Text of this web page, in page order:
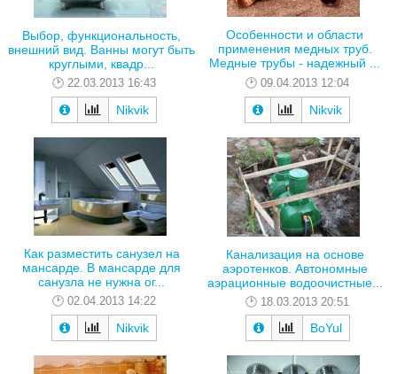
Выбор, функциональность,
внешний вид. Ванны могут быть
круглыми, квадр...
22.03.2013 16:43
Nikvik
Особенности и области
применения медных труб.
Медные трубы - надежный ...
09.04.2013 12:04
Nikvik
Как разместить санузел на
мансарде. В мансарде для
санузла не нужна ог...
02.04.2013 14:22
Nikvik
Канализация на основе
аэротенков. Автономные
аэрационные водоочистные...
18.03.2013 20:51
BoYul